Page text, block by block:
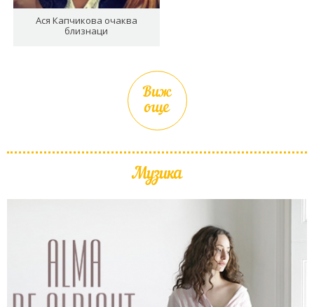
Ася Капчикова очаква
близнаци
Виж
още
Музика